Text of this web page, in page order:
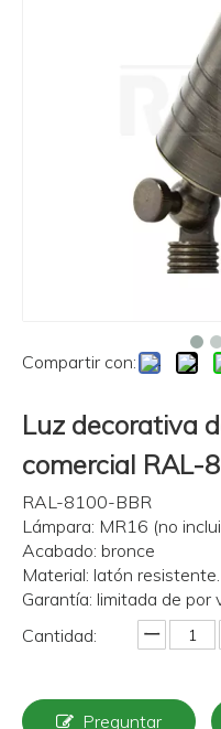
Compartir con:
Luz decorativa
comercial RAL-
RAL-8100-BBR
Lámpara: MR16 (no
Acabado: bronce
Material: latón resistente.
Garantía: limitada de por
Cantidad:
Preguntar